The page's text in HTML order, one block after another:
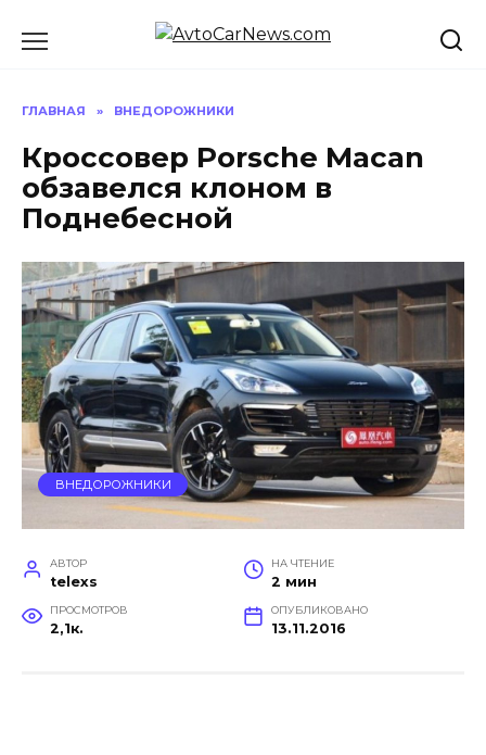
ГЛАВНАЯ » ВНЕДОРОЖНИКИ
Кроссовер Porsche Macan
обзавелся клоном в
Поднебесной
ВНЕДОРОЖНИКИ
АВТОР
telexs
НА ЧТЕНИЕ
2 мин
ПРОСМОТРОВ
2,1к.
ОПУБЛИКОВАНО
13.11.2016